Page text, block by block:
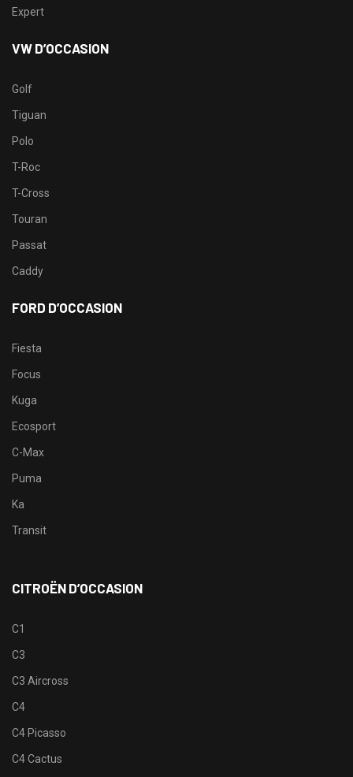
Expert
VW D’OCCASION
Golf
Tiguan
Polo
T-Roc
T-Cross
Touran
Passat
Caddy
FORD D’OCCASION
Fiesta
Focus
Kuga
Ecosport
C-Max
Puma
Ka
Transit
CITROËN D’OCCASION
C1
C3
C3 Aircross
C4
C4 Picasso
C4 Cactus